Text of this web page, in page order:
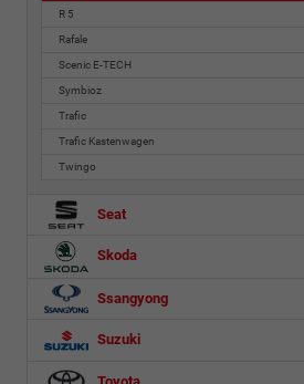
R 5
Rafale
Scenic E-TECH
Symbioz
Trafic
Trafic Kastenwagen
Twingo
Seat
Skoda
Ssangyong
Suzuki
Toyota